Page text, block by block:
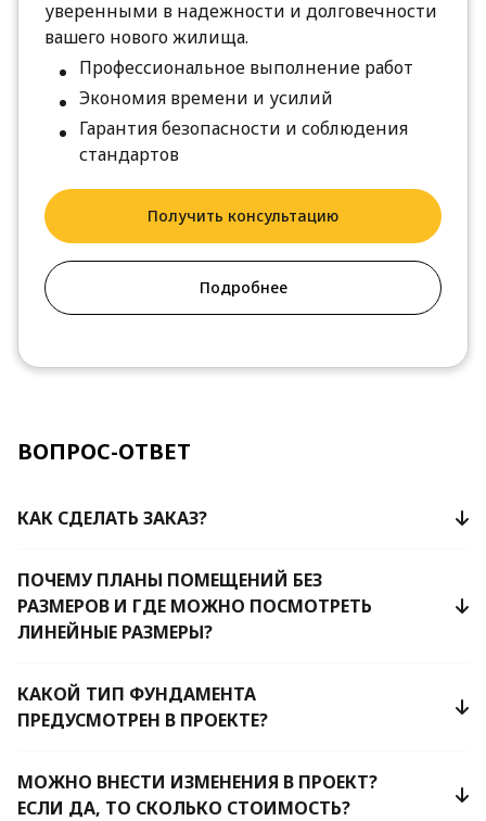
уверенными в надежности и долговечности
вашего нового жилища.
Профессиональное выполнение работ
Экономия времени и усилий
Гарантия безопасности и соблюдения
стандартов
Получить консультацию
Подробнее
ВОПРОС-ОТВЕТ
КАК СДЕЛАТЬ ЗАКАЗ?
ПОЧЕМУ ПЛАНЫ ПОМЕЩЕНИЙ БЕЗ
РАЗМЕРОВ И ГДЕ МОЖНО ПОСМОТРЕТЬ
ЛИНЕЙНЫЕ РАЗМЕРЫ?
КАКОЙ ТИП ФУНДАМЕНТА
ПРЕДУСМОТРЕН В ПРОЕКТЕ?
МОЖНО ВНЕСТИ ИЗМЕНЕНИЯ В ПРОЕКТ?
ЕСЛИ ДА, ТО СКОЛЬКО СТОИМОСТЬ?